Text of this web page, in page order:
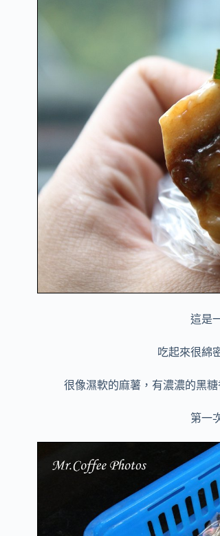
這是
吃起來很綿
很像濕軟的麻薯，有濃濃的黑
第一